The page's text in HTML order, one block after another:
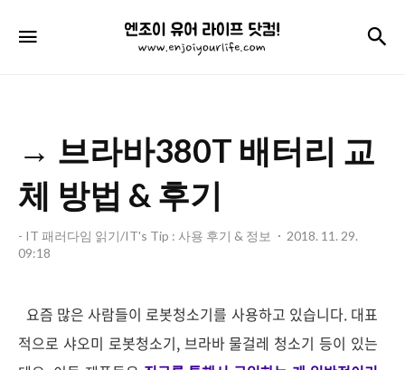
엔
조
어
라
이
프
컴!
→ 브라바380T 배터리 교
체 방법 & 후기
- IT 패러다임 읽기/IT's Tip : 사용 후기 & 정보
2018. 11. 29.
09:18
요즘 많은 사람들이 로봇청소기를 사용하고 있습니다. 대표
적으로 샤오미 로봇청소기, 브라바 물걸레 청소기 등이 있는